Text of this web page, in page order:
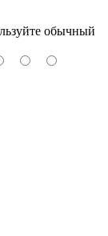
обычный